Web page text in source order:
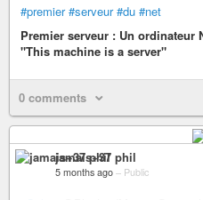
#premier #serveur #du #net
Premier serveur : Un ordinateur
"This machine is a server"
0 comments
jamais+37 phil
5 months ago – Public